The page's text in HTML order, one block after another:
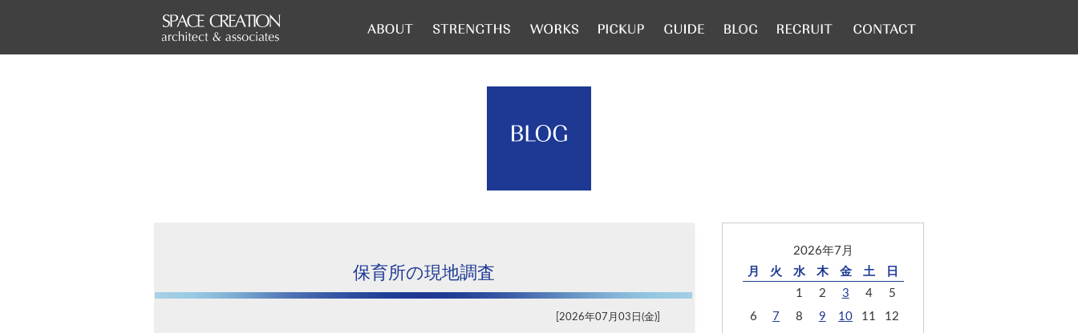
保育所の現地調査
2026年07月03日(金)
2026年7月
月
火 水 木 金 土
日
1
2 3 4
5
6
7 8 9 10 11
12